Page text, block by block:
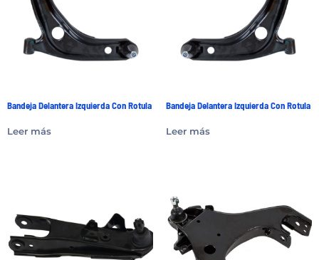
Bandeja Delantera Izquierda Con Rotula
Leer más
Bandeja Delantera Izquierda Con Rotula
Leer más